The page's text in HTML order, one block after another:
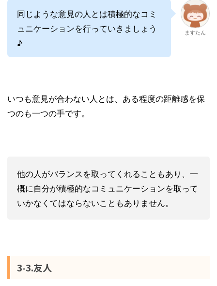
同じような意見の人とは積極的なコミ
ュニケーションを行っていきましょう
♪
ますたん
いつも意見が合わない人とは、ある程度の距離感を保
つのも一つの手です。
他の人がバランスを取ってくれることもあり、一
概に自分が積極的なコミュニケーションを取って
いかなくてはならないこともありません。
3-3.友人